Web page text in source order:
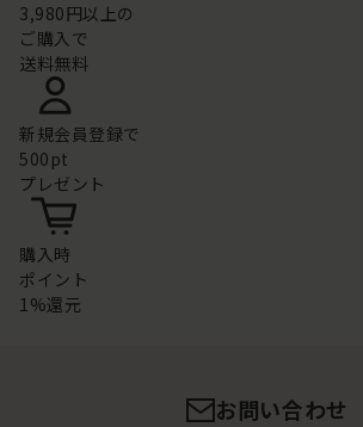
3,980円以上の
ご購入で
送料無料
新規会員登録で
500pt
プレゼント
購入時
ポイント
1%還元
お問い合わせ